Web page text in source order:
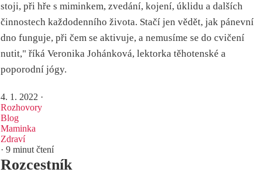
stoji, při hře s miminkem, zvedání, kojení, úklidu a dalších
činnostech každodenního života. Stačí jen vědět, jak pánevní
dno funguje, při čem se aktivuje, a nemusíme se do cvičení
nutit," říká Veronika Johánková, lektorka těhotenské a
poporodní jógy.
4. 1. 2022 ·
Rozhovory
Blog
Maminka
Zdraví
· 9 minut čtení
Rozcestník